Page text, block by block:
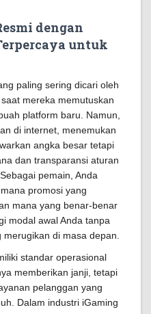
dengan
untuk
paling sering dicari oleh
mereka memutuskan
platform baru. Namun,
di internet, menemukan
angka besar tetapi
dan transparansi aturan
pemain, Anda
promosi yang
mana yang benar-benar
modal awal Anda tanpa
di masa depan.
standar operasional
memberikan janji, tetapi
pelanggan yang
Dalam industri iGaming